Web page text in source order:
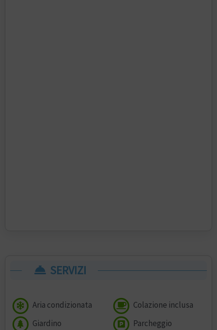
SERVIZI
Aria condizionata
Colazione inclusa
Giardino
Parcheggio